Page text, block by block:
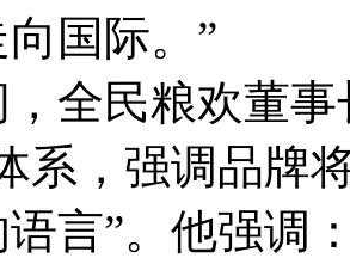
国际。”
全民粮欢董
系，强调品牌
言”。他强调